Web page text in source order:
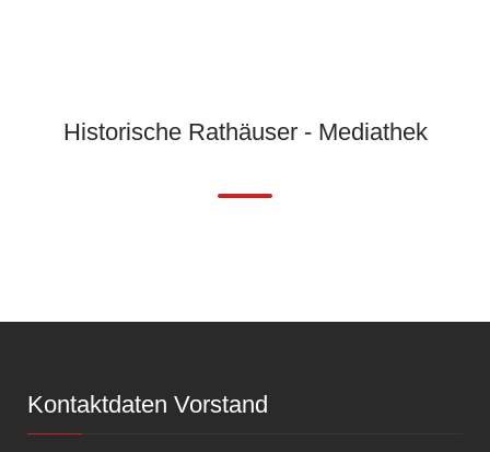
Historische Rathäuser - Mediathek
Kontaktdaten Vorstand